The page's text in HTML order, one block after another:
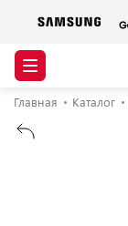
Главная Каталог